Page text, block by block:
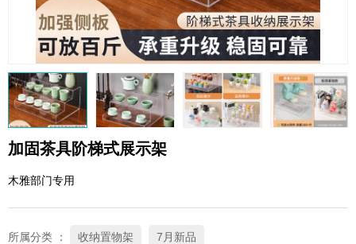
加固茶具阶梯式展示架
木雅部门专用
所属分类 ： 收纳置物架
7月新品